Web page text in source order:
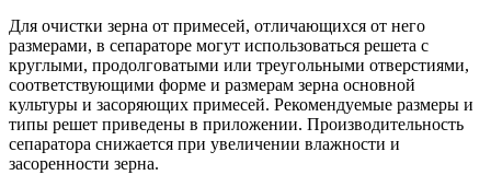
Для очистки зерна от примесей, отличающихся от него
размерами, в сепараторе могут использоваться решета с
круглыми, продолговатыми или треугольными отверстиями,
соответствующими форме и размерам зерна основной
культуры и засоряющих примесей. Рекомендуемые размеры и
типы решет приведены в приложении. Производительность
сепаратора снижается при увеличении влажности и
засоренности зерна.